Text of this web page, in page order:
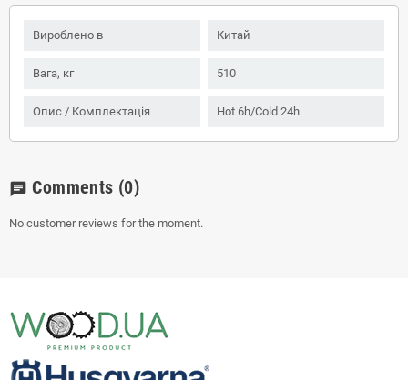
Вироблено в Китай
Вага, кг 510
Опис / Комплектація Hot 6h/Cold 24h
chat Comments (0)
No customer reviews for the moment.